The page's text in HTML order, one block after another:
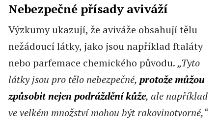
Nebezpečné přísady aviváží
Výzkumy ukazují, že aviváže obsahují tělu
nežádoucí látky, jako jsou například ftaláty
nebo parfemace chemického původu. „Tyto
látky jsou pro tělo nebezpečné, protože můžou
způsobit nejen podráždění kůže, ale například
ve velkém množství mohou být rakovinotvorné,“